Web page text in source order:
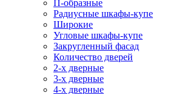
П-образные
Радиусные шкафы-купе
Широкие
Угловые шкафы-купе
Закругленный фасад
Количество дверей
2-х дверные
3-х дверные
4-х дверные